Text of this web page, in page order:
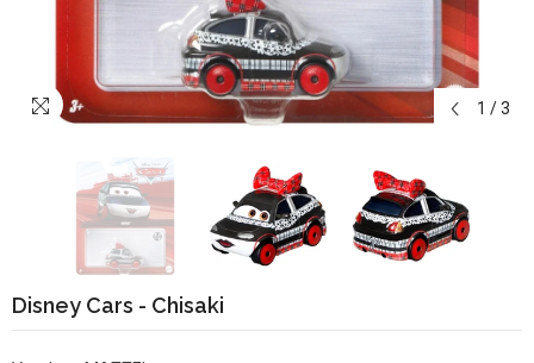
1 / 3
Disney Cars - Chisaki